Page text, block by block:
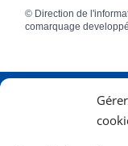
© Direction de
comarquage
2